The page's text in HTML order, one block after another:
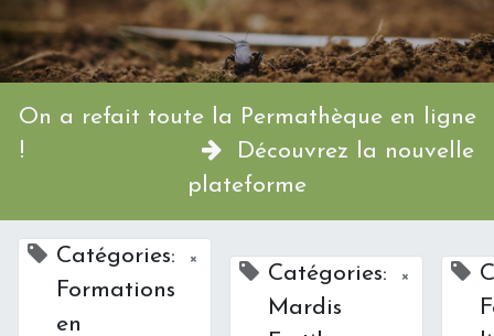
On a refait toute la Permathèque en ligne
!
Découvrez la nouvelle
plateforme
Catégories:
Formations
en
×
Catégories:
Mardis
×